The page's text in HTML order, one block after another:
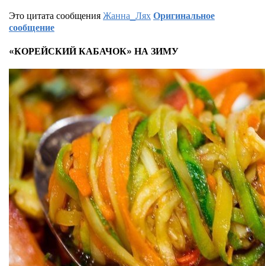
Это цитата сообщенияЖанна_ЛяхОригинальное
сообщение
«КОРЕЙСКИЙ КАБАЧОК» НА ЗИМУ